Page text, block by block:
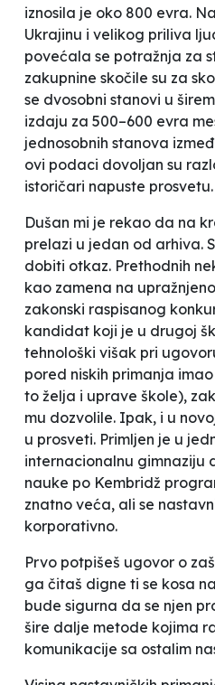
iznosila je oko 800 evra.
Ukrajinu i velikog priliva
povećala se potražnja za
zakupnine skočile su za
se dvosobni stanovi u
izdaju za 500–600 evra
jednosobnih stanova
ovi podaci dovoljan su
istoričari napuste prosvetu.
Dušan mi je rekao da na
prelazi u jedan od arhiva.
dobiti otkaz. Prethodnih
kao zamena na
zakonski raspisanog
kandidat koji je u drugoj
tehnološki višak pri
pored niskih primanja
to želja i uprave škole),
mu dozvolile. Ipak, i u
u prosveti. Primljen je u
internacionalnu gimnaziju
nauke po Kembridž
znatno veća, ali se
korporativno.
Prvo potpišeš ugovor o
ga čitaš digne ti se kosa
bude sigurna da se njen
šire dalje metode kojima
komunikacije sa ostalim